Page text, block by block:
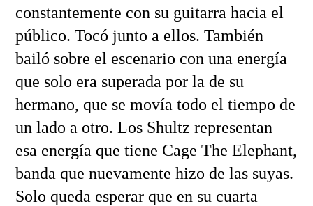
constantemente con su guitarra hacia el
público. Tocó junto a ellos. También
bailó sobre el escenario con una energía
que solo era superada por la de su
hermano, que se movía todo el tiempo de
un lado a otro. Los Shultz representan
esa energía que tiene Cage The Elephant,
banda que nuevamente hizo de las suyas.
Solo queda esperar que en su cuarta